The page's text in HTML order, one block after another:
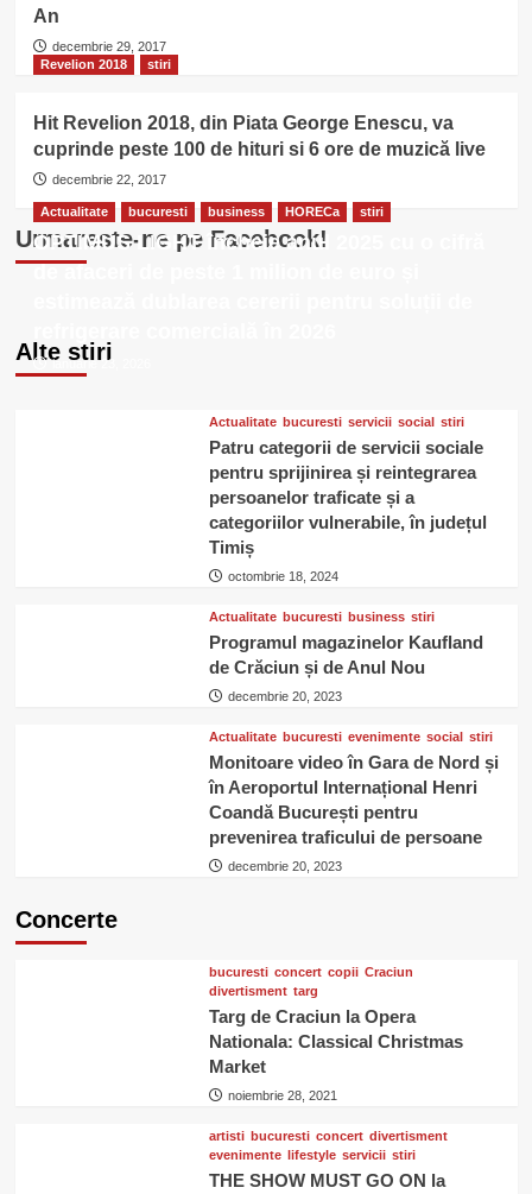
An
decembrie 29, 2017
Revelion 2018
stiri
Hit Revelion 2018, din Piata George Enescu, va
cuprinde peste 100 de hituri si 6 ore de muzică live
decembrie 22, 2017
Urmareste-ne pe Facebook!
Alte stiri
Actualitate bucuresti business HORECa stiri
OPTIMUS LIGHT încheie anul 2025 cu o cifră
ianuarie 23, 2026
Actualitate bucuresti servicii social stiri
Patru categorii de servicii sociale
pentru sprijinirea și reintegrarea
persoanelor traficate și a
categoriilor vulnerabile, în județul
Timiș
octombrie 18, 2024
Actualitate bucuresti business stiri
Programul magazinelor Kaufland
de Crăciun și de Anul Nou
decembrie 20, 2023
Actualitate bucuresti evenimente social stiri
Monitoare video în Gara de Nord și
în Aeroportul Internațional Henri
Coandă București pentru
prevenirea traficului de persoane
decembrie 20, 2023
Concerte
bucuresti concert copii Craciun
divertisment targ
Targ de Craciun la Opera
Nationala: Classical Christmas
Market
noiembrie 28, 2021
artisti bucuresti concert divertisment
evenimente
lifestyle servicii stiri
THE SHOW MUST GO ON la